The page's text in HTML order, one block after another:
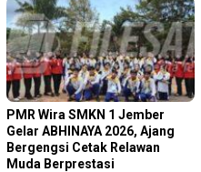
PMR Wira SMKN 1 Jember
Gelar ABHINAYA 2026, Ajang
Bergengsi Cetak Relawan
Muda Berprestasi